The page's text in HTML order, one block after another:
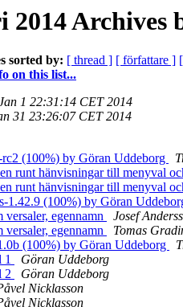
2014 Archives
sorted by: [ thread ] [ författare ]
on this list...
1 22:31:14 CET 2014
31 23:26:07 CET 2014
rc2 (100%) by Göran Uddeborg
runt hänvisningar till menyval
runt hänvisningar till menyval
1.42.9 (100%) by Göran
versaler, egennamn
Josef
versaler, egennamn
Tomas
(100%) by Göran Uddeborg
1
Göran Uddeborg
2
Göran Uddeborg
Nicklasson
Nicklasson